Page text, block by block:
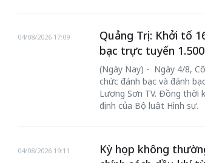
Quảng Trị: Khởi tố
bạc trực tuyến
04/08/2026 17:09
(Ngày Nay) - Ngày 4/8,
chức đánh bạc và đánh
Lương Sơn TV. Đồng thời
định của Bộ luật Hình sự.
Kỳ họp không
04/08/2026 19:11